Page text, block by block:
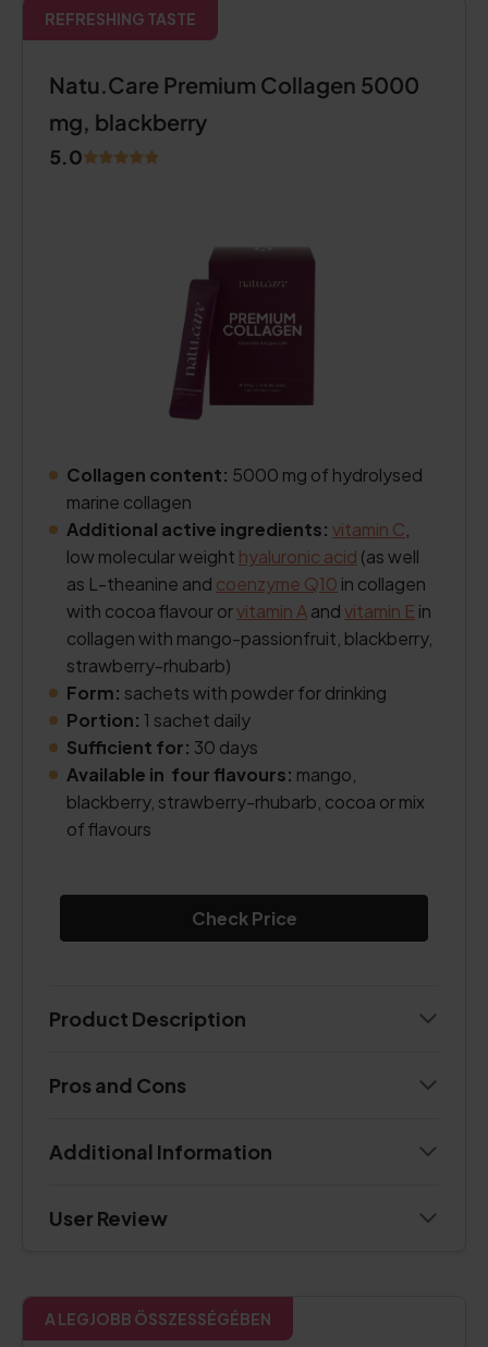
REFRESHING TASTE
Natu.Care Premium Collagen 5000
mg, blackberry
5.0
Collagen content: 5000 mg of hydrolysed
marine collagen
Additional active ingredients: vitamin C
low molecular weight hyaluronic acid (as well
as L-theanine and coenzyme Q10 in collagen
with cocoa flavour orvitamin Aandvitamin E in
collagen with mango-passionfruit, blackberry,
strawberry-rhubarb)
Form: sachets with powder for drinking
Portion: 1 sachet daily
Sufficient for: 30 days
Available in four flavours: mango,
blackberry, strawberry-rhubarb, cocoa or mix
of flavours
Check Price
Product Description
Pros and Cons
Additional Information
User Review
A LEGJOBB ÖSSZESSÉGÉBEN